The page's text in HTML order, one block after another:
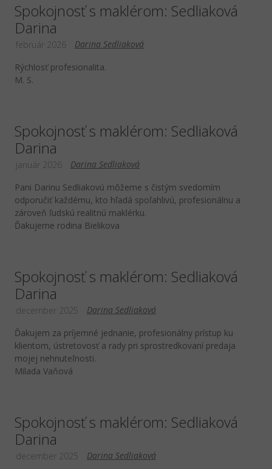
Spokojnosť s maklérom: Sedliaková
Darina
Darina Sedliaková
február 2026
Rýchlosť profesionalita.
M. S.
Spokojnosť s maklérom: Sedliaková
Darina
Darina Sedliaková
január 2026
Pani Darinu Sedliakovú môžeme s čistým svedomím
odporučiť každému, kto hľadá spoľahlivú, profesionálnu a
zároveň ľudskú realitnú maklérku.
Ďakujeme rodina Bielikova
Spokojnosť s maklérom: Sedliaková
Darina
Darina Sedliaková
december 2025
Ďakujem za príjemné jednanie, profesionálny prístup ku
klientom, ústretovosť a rady pri sprostredkovaní predaja
mojej nehnuteľnosti.
Milada Vaňová
Spokojnosť s maklérom: Sedliaková
Darina
Darina Sedliaková
december 2025